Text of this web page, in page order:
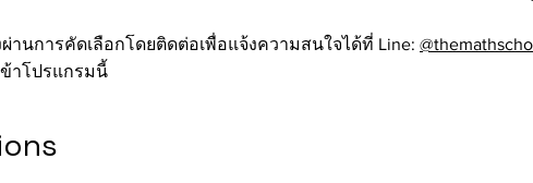
านการคัดเลือกโดยติดต่อเพื่อแจ้งความสนใจได้ที่ Line:
าโปรแกรมนี้